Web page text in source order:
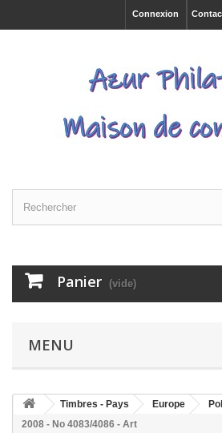
Connexion
Panier (vide)
MENU
Timbres - Pays Europe
2008 - No 4083/4086 - Art